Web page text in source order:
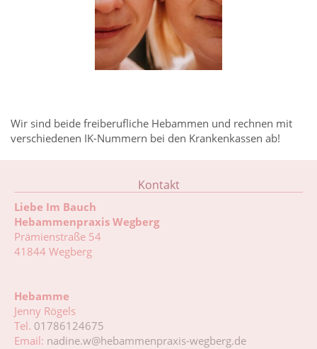
Wir sind beide freiberufliche Hebammen und rechnen mit
verschiedenen IK-Nummern bei den Krankenkassen ab!
Kontakt
Liebe Im Bauch
Hebammenpraxis Wegberg
Prämienstraße 54
41844 Wegberg
Hebamme
Jenny Rögels
Tel. 01786124675
Email: nadine.w@hebammenpraxis-wegberg.de